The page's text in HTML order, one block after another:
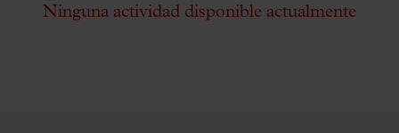
Ninguna actividad disponible actualmente